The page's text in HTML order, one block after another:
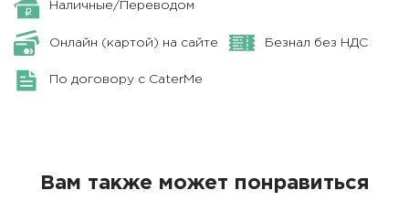
Наличные/Переводом
Онлайн (картой) на сайте Безнал без НДС
По договору с CaterMe
Вам также может понравиться